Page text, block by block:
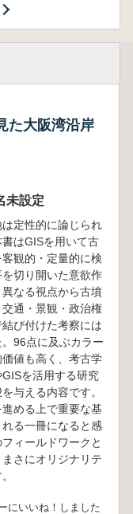
た大阪湾沿岸
未設定
定性的に論じられ
はGISを用いて古
観的・定量的に検
切り開いた意欲作
なる視点から古墳
通・景観・政治権
び付けた考察には
96点に及ぶカラー
値も高く、考古学
を活用する研究
与える内容です。
める上で重要な基
る一冊になると感
ィールドワークと
さにオリジナリテ
にいいね！しました